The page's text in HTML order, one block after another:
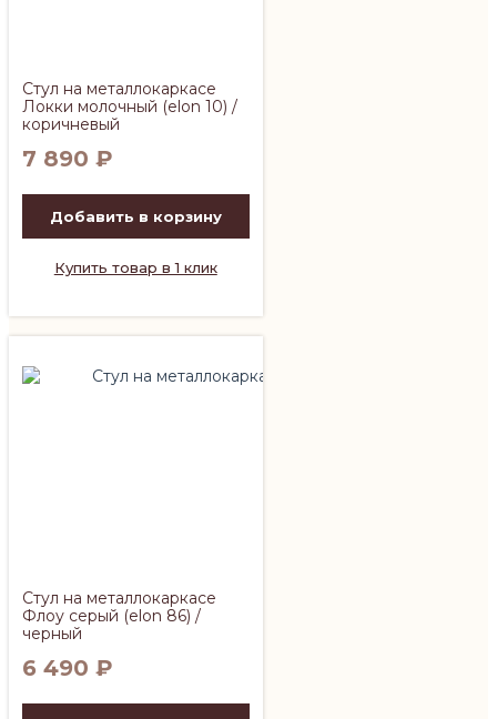
Стул на металлокаркасе
Локки молочный (elon 10) /
коричневый
7 890 ₽
Добавить в корзину
Купить товар в 1 клик
Стул на металлокаркасе
Флоу серый (elon 86) /
черный
6 490 ₽